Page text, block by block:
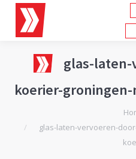
glas-
koerier-
glas-laten-vervoeren-